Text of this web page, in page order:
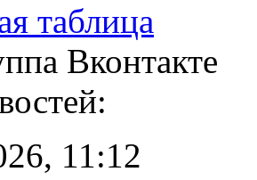
таблица
Вконтакте
11:12